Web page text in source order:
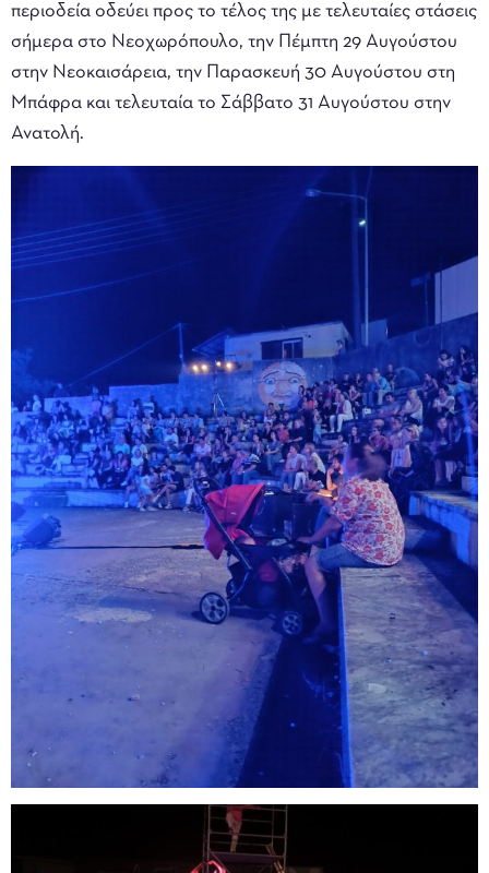
περιοδεία οδεύει προς το τέλος της με τελευταίες στάσεις
σήμερα στο Νεοχωρόπουλο, την Πέμπτη 29 Αυγούστου
στην Νεοκαισάρεια, την Παρασκευή 30 Αυγούστου στη
Μπάφρα και τελευταία το Σάββατο 31 Αυγούστου στην
Ανατολή.